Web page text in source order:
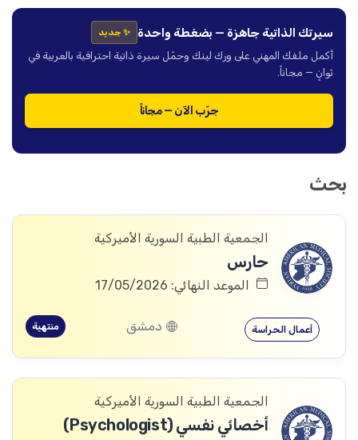
سيرتك الذاتية جاهزة — بضغطة واحدة ✨ جديد
أكمل ملفك المهني على ورك لينك وحمّل سيرة ذاتية احترافية بالعربية في
ثوانٍ — مجاناً.
جرّب الآن — مجاناً
بحث
الجمعية الطبية السورية الأميركية
حارس
الموعد النهائي: 17/05/2026
أعمال الحراسة دمشق منتهية
الجمعية الطبية السورية الأميركية
أخصائي نفسي (Psychologist)